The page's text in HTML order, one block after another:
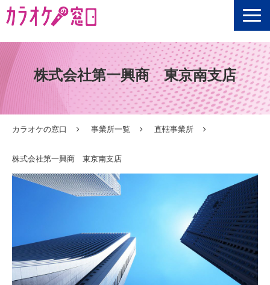
選定ポイント
ご利用シーン
商品一覧
情報の窓口
株式会社第一興商　東京南支店
カラオケの窓口 事業所一覧 直轄事業所
株式会社第一興商 東京南支店